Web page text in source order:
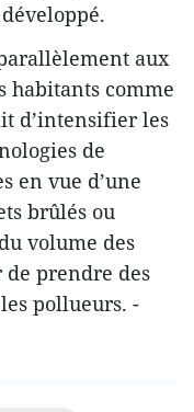
aux
habitants comme
d’intensifier les
de
en vue d’une
brûlés ou
volume des
de prendre des
pollueurs. -